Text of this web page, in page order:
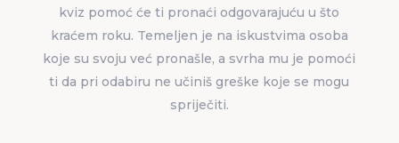
kviz pomoć će ti pronaći odgovarajuću u što
kraćem roku. Temeljen je na iskustvima osoba
koje su svoju već pronašle, a svrha mu je pomoći
ti da pri odabiru ne učiniš greške koje se mogu
spriječiti.